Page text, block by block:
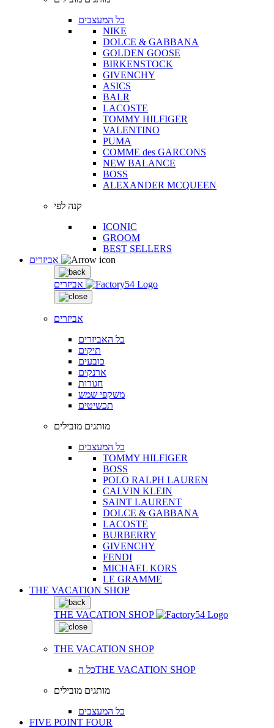
כל המעצבים
NIKE
DOLCE & GABBANA
GOLDEN GOOSE
BIRKENSTOCK
GIVENCHY
ASICS
BALR
LACOSTE
TOMMY HILFIGER
VALENTINO
PUMA
COMME des GARCONS
NEW BALANCE
BOSS
ALEXANDER MCQUEEN
קנה לפי
ICONIC
GROOM
BEST SELLERS
אביזרים
אביזרים
כל האביזרים
תיקים
כובעים
ארנקים
חגורות
משקפי שמש
תכשיטים
מותגים מובילים
כל המעצבים
TOMMY HILFIGER
BOSS
POLO RALPH LAUREN
CALVIN KLEIN
SAINT LAURENT
DOLCE & GABBANA
LACOSTE
BURBERRY
GIVENCHY
FENDI
MICHAEL KORS
LE GRAMME
THE VACATION SHOP
THE VACATION SHOP
THE VACATION SHOP
כל הTHE VACATION SHOP
מותגים מובילים
כל המעצבים
FIVE POINT FOUR